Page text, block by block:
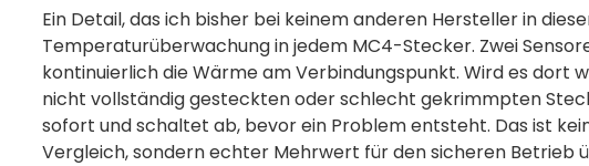
Ein Detail, das ich bisher bei keinem anderen Hersteller in
Temperaturüberwachung in jedem MC4-Stecker. Zwei
kontinuierlich die Wärme am Verbindungspunkt. Wird es dort
nicht vollständig gesteckten oder schlecht gekrimmpten
sofort und schaltet ab, bevor ein Problem entsteht. Das ist
Vergleich, sondern echter Mehrwert für den sicheren Betrieb